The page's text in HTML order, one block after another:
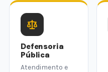
Defensoria
Pública
Atendimento e